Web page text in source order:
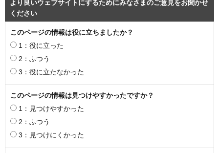
より良いウェブサイトにするためにみなさまのご意見をお聞かせ
ください
このページの情報は役に立ちましたか？
1：役に立った
2：ふつう
3：役に立たなかった
このページの情報は見つけやすかったですか？
1：見つけやすかった
2：ふつう
3：見つけにくかった